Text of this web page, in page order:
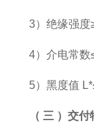
3）绝缘强度
4）介电常数
5）黑度值
（ 三 ）交付